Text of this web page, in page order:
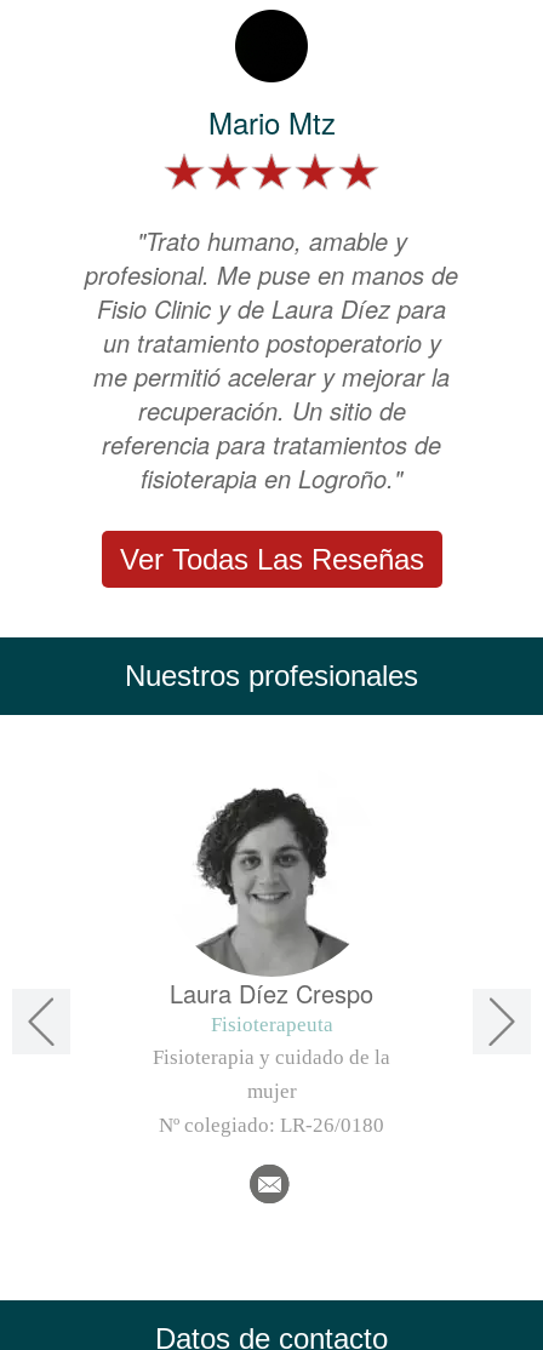
Mario Mtz
"Trato humano, amable y
profesional. Me puse en manos de
Fisio Clinic y de Laura Díez para
un tratamiento postoperatorio y
me permitió acelerar y mejorar la
recuperación. Un sitio de
referencia para tratamientos de
fisioterapia en Logroño."
Ver Todas Las Reseñas
Nuestros profesionales
Laura Díez Crespo
Fisioterapeuta
Fisioterapia y cuidado de la
mujer
Nº colegiado: LR-26/0180
Datos de contacto